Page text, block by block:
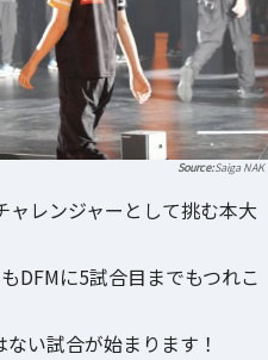
Saiga NAK
レンジャーとして挑む本大
DFMに5試合目までもつれこ
い試合が始まります！